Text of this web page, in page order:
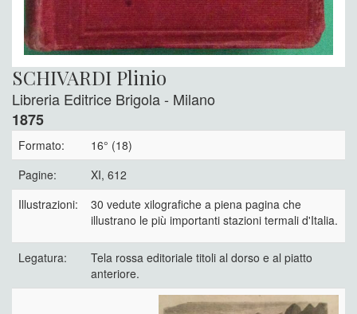
SCHIVARDI Plinio
Libreria Editrice Brigola - Milano
1875
Formato:
16° (18)
Pagine:
XI, 612
Illustrazioni:
30 vedute xilografiche a piena pagina che
illustrano le più importanti stazioni termali d'Italia.
Legatura:
Tela rossa editoriale titoli al dorso e al piatto
anteriore.